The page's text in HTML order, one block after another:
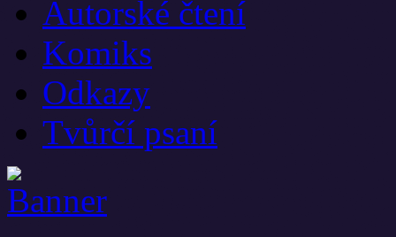
Autorské čtení
Komiks
Odkazy
Tvůrčí psaní